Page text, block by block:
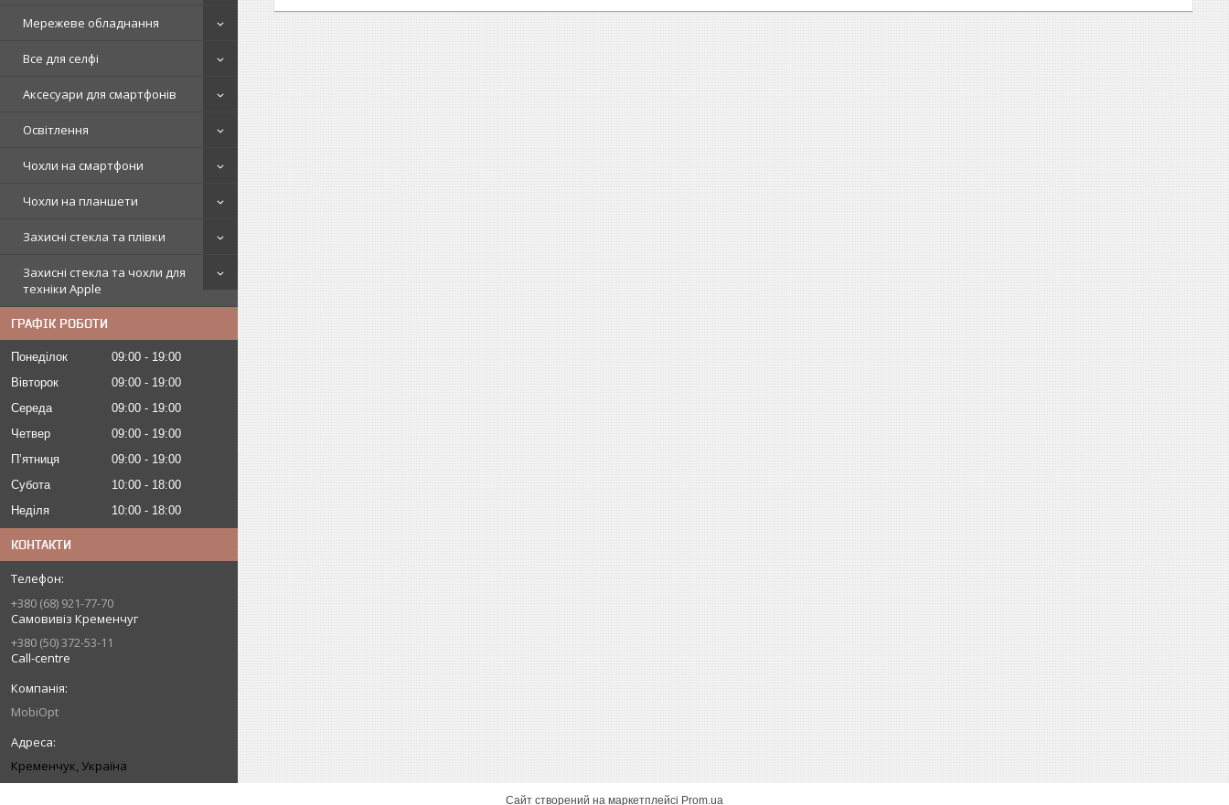
Мережеве обладнання
Все для селфі
Аксесуари для смартфонів
Освітлення
Чохли на смартфони
Чохли на планшети
Захисні стекла та плівки
Захисні стекла та чохли для
техніки Apple
ГРАФІК РОБОТИ
Понеділок 09:00
19:00
Вівторок
09:00
19:00
Середа
09:00
19:00
Четвер
09:00
19:00
Пʼятниця
09:00
19:00
Субота
10:00
18:00
Неділя
10:00 18:00
КОНТАКТИ
+380 (68) 921-77-70
Самовивіз Кременчуг
+380 (50) 372-53-11
Call-centre
MobiOpt
Кременчук, Україна
Сайт створений на маркетплейсі Prom.ua